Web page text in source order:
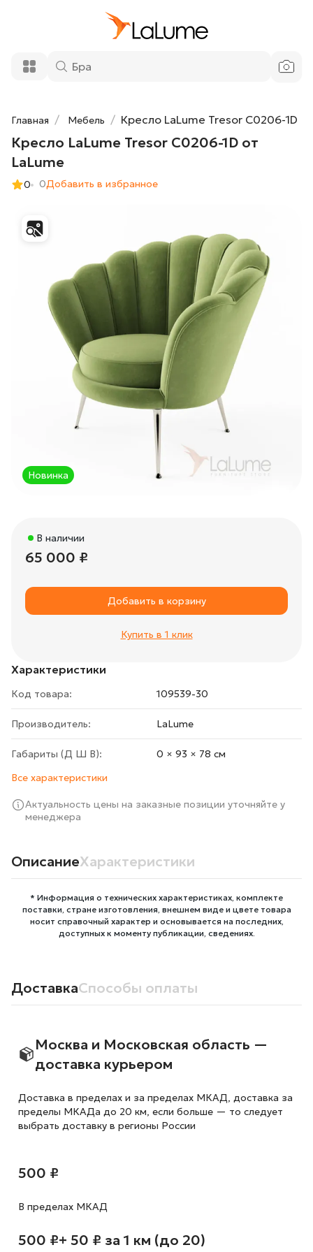
Главная Мебель Кресло LaLume Tresor C0206-1D
Кресло LaLume Tresor C0206-1D от
LaLume
0 0Добавить в избранное
Новинка
Характеристики
Код товара: 109539-30
Производитель: LaLume
Габариты (Д Ш В):
0 × 93 × 78 cм
Все характеристики
Актуальность цены на заказные позиции уточняйте у
менеджера
В наличии
65 000 ₽
Добавить в корзину
Купить в 1 клик
ОписаниеХарактеристики
* Информация о технических характеристиках, комплекте
поставки, стране изготовления, внешнем виде и цвете товара
носит справочный характер и основывается на последних,
доступных к моменту публикации, сведениях.
ДоставкаСпособы оплаты
Москва и Московская область —
доставка курьером
Доставка в пределах и за пределах МКАД, доставка за
пределы МКАДа до 20 км, если больше — то следует
выбрать доставку в регионы России
500 ₽
В пределах МКАД
500 ₽+ 50 ₽ за 1 км (до 20)